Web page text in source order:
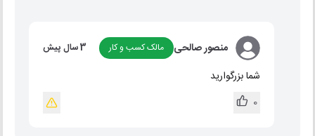
منصور صالحی مالک کسب و کار 3 سال پیش
شما بزرگوارید
0